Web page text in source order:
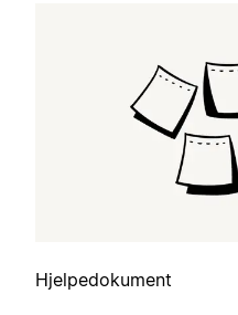
Hjelpedokument